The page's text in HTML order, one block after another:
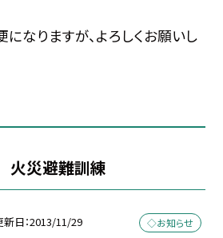
になりますが、よろしくお願いし
火災避難訓練
新日 2013/11/29 ◇お知らせ